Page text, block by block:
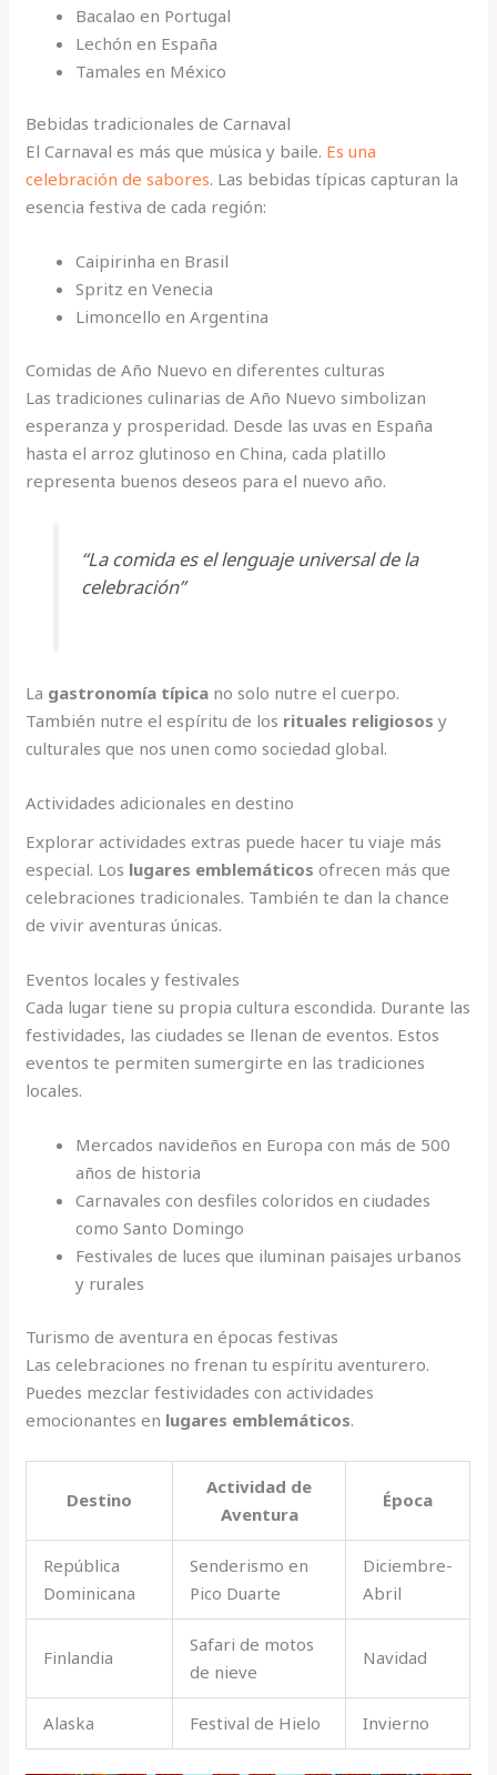
Bacalao en Portugal
Lechón en España
Tamales en México
Bebidas tradicionales de Carnaval
El Carnaval es más que música y baile. Es una
celebración de sabores. Las bebidas típicas capturan la
esencia festiva de cada región:
Caipirinha en Brasil
Spritz en Venecia
Limoncello en Argentina
Comidas de Año Nuevo en diferentes culturas
Las tradiciones culinarias de Año Nuevo simbolizan
esperanza y prosperidad. Desde las uvas en España
hasta el arroz glutinoso en China, cada platillo
representa buenos deseos para el nuevo año.
“La comida es el lenguaje universal de la
celebración”
La gastronomía típica no solo nutre el cuerpo.
También nutre el espíritu de los rituales religiosos y
culturales que nos unen como sociedad global.
Actividades adicionales en destino
Explorar actividades extras puede hacer tu viaje más
especial. Los lugares emblemáticos ofrecen más que
celebraciones tradicionales. También te dan la chance
de vivir aventuras únicas.
Eventos locales y festivales
Cada lugar tiene su propia cultura escondida. Durante las
festividades, las ciudades se llenan de eventos. Estos
eventos te permiten sumergirte en las tradiciones
locales.
Mercados navideños en Europa con más de 500
años de historia
Carnavales con desfiles coloridos en ciudades
como Santo Domingo
Festivales de luces que iluminan paisajes urbanos
y rurales
Turismo de aventura en épocas festivas
Las celebraciones no frenan tu espíritu aventurero.
Puedes mezclar festividades con actividades
emocionantes en lugares emblemáticos.
Destino
Actividad de
Aventura
Época
República
Dominicana
Senderismo en
Pico Duarte
Diciembre-
Abril
Finlandia
Safari de motos
de nieve
Navidad
Alaska Festival de Hielo Invierno